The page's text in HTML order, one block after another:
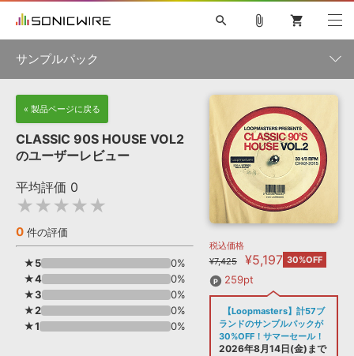
ソフト音源 »
プラグイン・エフェクト »
サンプルパック »
ソフトウェア／ツール »
DAW »
ニュースレター »
SONICWIREブログ »
製品サポート情報 »
DTMガイド »
FAQ »
音楽カード
楽曲配信流通 サービス
search
初音ミク NT
MEIKO V3
KAITO V3
VOCALOID
SPITFIRE AUDIO
VIENNA
EZ DRUMMER 3 SERUM
ライセンスフリーBGM
ボーカル抜き出し
DUBSTEP
ELECTRONICA
MUTANT
ROUTER.FM
ソフト音源 プラグイン・エフェクト
DAW 効果音
attach_file shopping_cart
サンプルパック
製品一覧
メーカー
フォーマット
« 製品ページに戻る
CLASSIC 90S HOUSE VOL2
のユーザーレビュー
平均評価 0
★★★★★
0 件の評価
★5
0%
★4
0%
★3
0%
★2
0%
★1
0%
税込価格
¥7,425
¥5,197 30%OFF
259pt
【Loopmasters】計57ブ
ランドのサンプルパックが
30%OFF！サマーセール！
2026年8月14日(金)まで